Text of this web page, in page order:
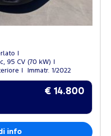
95 CV (70 kW)
Immatr. 1/2022
€ 14.800
info